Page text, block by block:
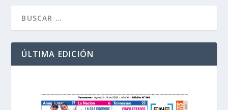
ÚLTIMA EDICIÓN